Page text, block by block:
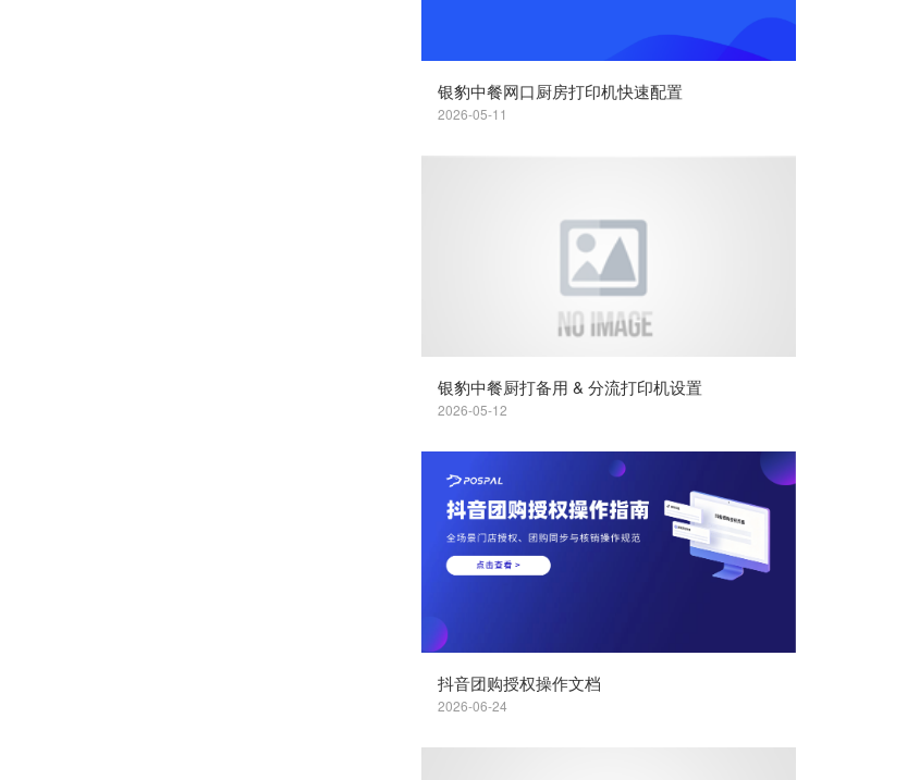
银豹中餐网口厨房打印机快速配置
2026-05-11
银豹中餐厨打备用 & 分流打印机设置
2026-05-12
抖音团购授权操作文档
2026-06-24